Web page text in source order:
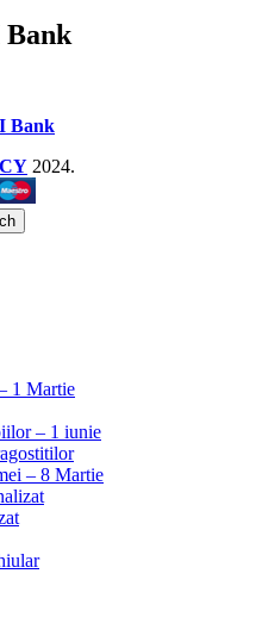
Bank
2024.
1 Martie
– 1 iunie
– 8 Martie